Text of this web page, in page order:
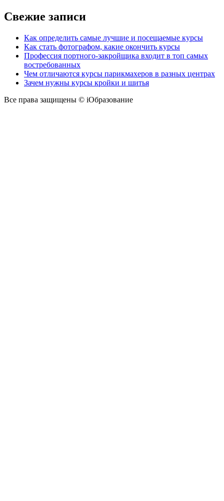
Свежие записи
Как определить самые лучшие и посещаемые курсы
Как стать фотографом, какие окончить курсы
Профессия портного-закройщика входит в топ самых
востребованных
Чем отличаются курсы парикмахеров в разных центрах
Зачем нужны курсы кройки и шитья
Все права защищены © iОбразование